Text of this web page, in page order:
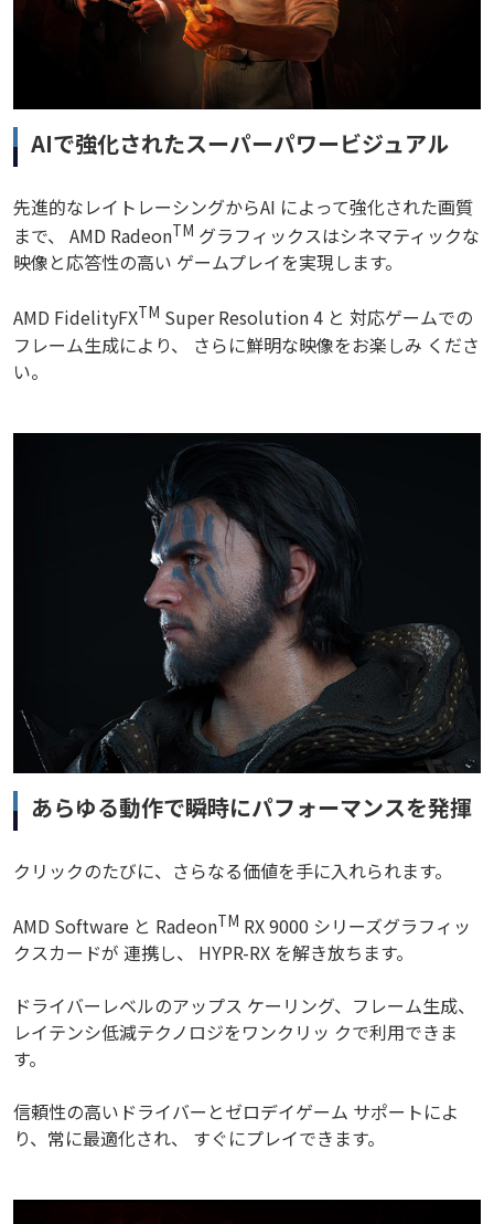
AIで強化されたスーパーパワービジュアル
先進的なレイトレーシングからAI によって強化された画質
まで、 AMD RadeonTM グラフィックスはシネマティックな
映像と応答性の高い ゲームプレイを実現します。
AMD FidelityFXTM Super Resolution 4 と 対応ゲームでの
フレーム生成により、 さらに鮮明な映像をお楽しみ くださ
い。
あらゆる動作で瞬時にパフォーマンスを発揮
クリックのたびに、さらなる価値を手に入れられます。
AMD Software と RadeonTM RX 9000 シリーズグラフィッ
クスカードが 連携し、 HYPR-RX を解き放ちます。
ドライバーレベルのアップス ケーリング、フレーム生成、
レイテンシ低減テクノロジをワンクリッ クで利用できま
す。
信頼性の高いドライバーとゼロデイゲーム サポートによ
り、常に最適化され、 すぐにプレイできます。